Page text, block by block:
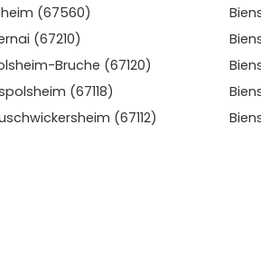
(67560)
(67210)
Bruche (67120)
(67118)
(67112)